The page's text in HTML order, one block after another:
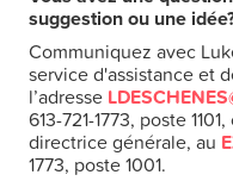
suggestion ou une
Communiquez avec
service d'assistance et
l’adresse
613-721-1773, poste
directrice générale, au
1773, poste 1001.